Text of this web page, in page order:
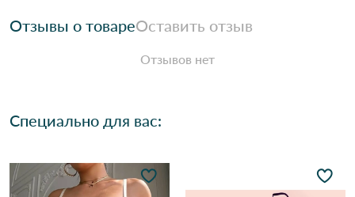
Отзывы о товареОставить отзыв
Отзывов нет
Специально для вас: